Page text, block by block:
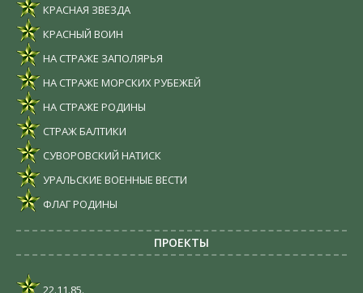
КРАСНАЯ ЗВЕЗДА
КРАСНЫЙ ВОИН
НА СТРАЖЕ ЗАПОЛЯРЬЯ
НА СТРАЖЕ МОРСКИХ РУБЕЖЕЙ
НА СТРАЖЕ РОДИНЫ
СТРАЖ БАЛТИКИ
СУВОРОВСКИЙ НАТИСК
УРАЛЬСКИЕ ВОЕННЫЕ ВЕСТИ
ФЛАГ РОДИНЫ
ПРОЕКТЫ
22.11.85.